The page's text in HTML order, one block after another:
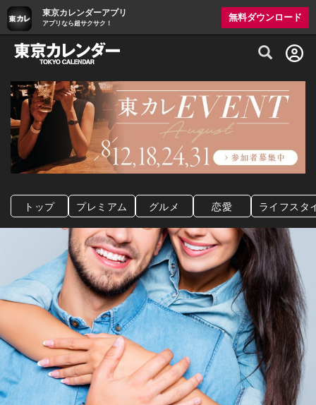
東京カレンダーアプリ
アプリなら超サクサク！
無料ダウンロード
グルメ情報・プレミアムレストラン予約
トップ プレミアム グルメ 恋愛 ライフスタ